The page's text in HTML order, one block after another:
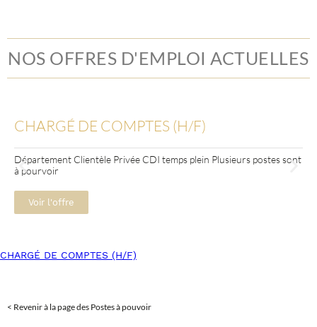
NOS OFFRES D'EMPLOI ACTUELLES
CHARGÉ DE COMPTES (H/F)
Département Clientèle Privée CDI temps plein Plusieurs postes sont
à pourvoir
Voir l'offre
CHARGÉ DE COMPTES (H/F)
< Revenir à la page des Postes à pouvoir